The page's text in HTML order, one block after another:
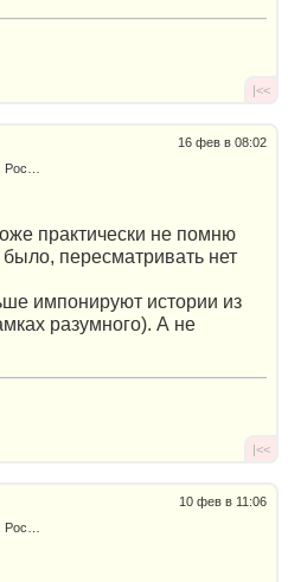
|<<
16 фев в 08:02
практически не помню
пересматривать нет
импонируют истории из
разумного). А не
|<<
10 фев в 11:06